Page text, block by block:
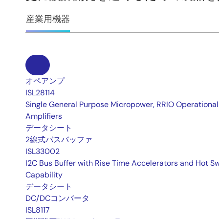
産業用機器
オペアンプ
ISL28114
Single General Purpose Micropower, RRIO Operational
Amplifiers
データシート
2線式バスバッファ
ISL33002
I2C Bus Buffer with Rise Time Accelerators and Hot
Capability
データシート
DC/DCコンバータ
ISL8117